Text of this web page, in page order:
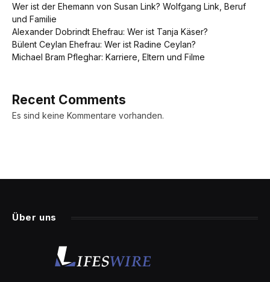
Wer ist der Ehemann von Susan Link? Wolfgang Link, Beruf
und Familie
Alexander Dobrindt Ehefrau: Wer ist Tanja Käser?
Bülent Ceylan Ehefrau: Wer ist Radine Ceylan?
Michael Bram Pfleghar: Karriere, Eltern und Filme
Recent Comments
Es sind keine Kommentare vorhanden.
Über uns